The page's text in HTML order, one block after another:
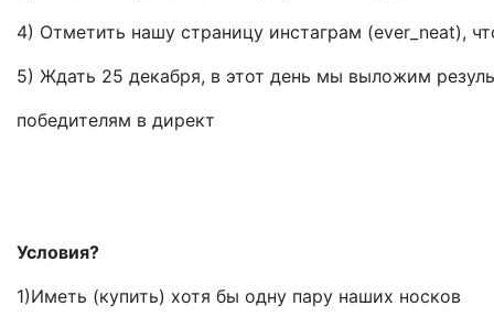
4) Отметить нашу страницу инстаграм (ever_neat),
5) Ждать 25 декабря, в этот день мы выложим
победителям в директ
Условия?
1)Иметь (купить) хотя бы одну пару наших носков